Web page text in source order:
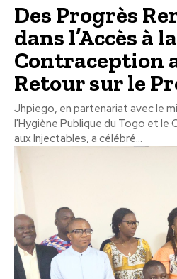
Des Progrès
dans l’Accès à la
Contraception
Retour sur le
Jhpiego, en partenariat avec le
l'Hygiène Publique du Togo et le
aux Injectables, a célébré...